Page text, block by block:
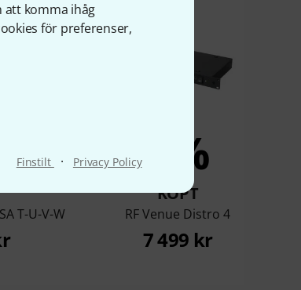
att komma ihåg
för preferenser,
Finstilt · Privacy Policy
T-U-V-W
3%
KÖPT
RF Venue Distro 4
7 499 kr